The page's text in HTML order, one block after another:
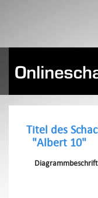
Titel des
"Albert 10"